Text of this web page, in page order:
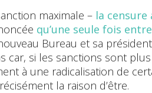
maximale – la
qu’une seule fois
Bureau et sa
car, si les sanctions sont
à une radicalisation de
la raison d’être.